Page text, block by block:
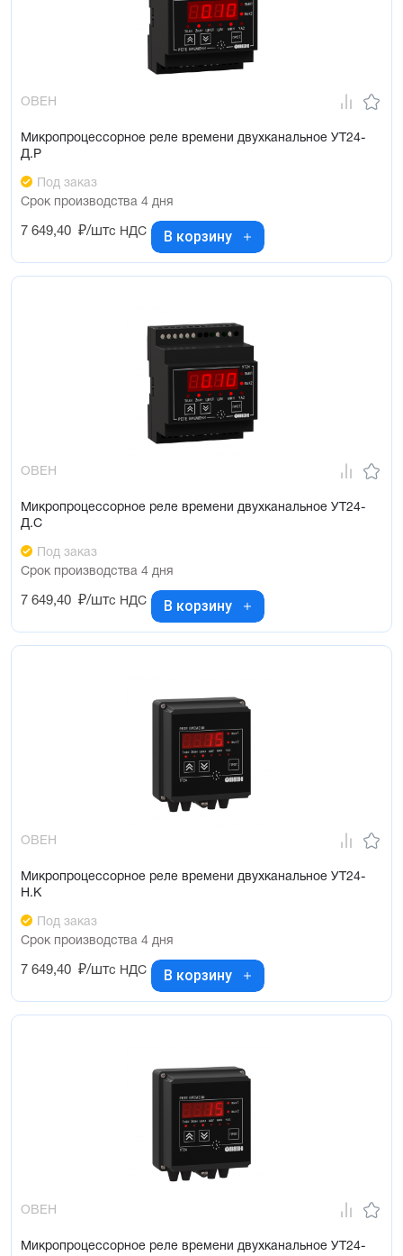
ОВЕН
Микропроцессорное реле времени двухканальное УТ24-
Д.Р
Под заказ
Срок производства 4 дня
7 649,40 ₽/штс НДС В корзину
ОВЕН
Микропроцессорное реле времени двухканальное УТ24-
Д.С
Под заказ
Срок производства 4 дня
7 649,40 ₽/штс НДС В корзину
ОВЕН
Микропроцессорное реле времени двухканальное УТ24-
Н.К
Под заказ
Срок производства 4 дня
7 649,40 ₽/штс НДС В корзину
ОВЕН
Микропроцессорное реле времени двухканальное УТ24-